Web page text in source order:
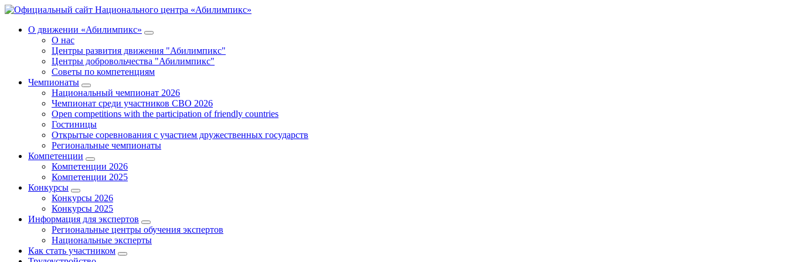
О движении «Абилимпикс»
О нас
Центры развития движения "Абилимпикс"
Центры добровольчества "Абилимпикс"
Советы по компетенциям
Чемпионаты
Национальный чемпионат 2026
Чемпионат среди участников СВО 2026
Open competitions with the participation of friendly countries
Гостиницы
Открытые соревнования с участием дружественных государств
Региональные чемпионаты
Компетенции
Компетенции 2026
Компетенции 2025
Конкурсы
Конкурсы 2026
Конкурсы 2025
Информация для экспертов
Региональные центры обучения экспертов
Национальные эксперты
Как стать участником